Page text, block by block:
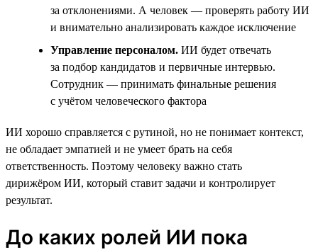
за отклонениями. А человек — проверять работу ИИ
и внимательно анализировать каждое исключение
Управление персоналом. ИИ будет отвечать
за подбор кандидатов и первичные интервью.
Сотрудник — принимать финальные решения
с учётом человеческого фактора
ИИ хорошо справляется с рутиной, но не понимает контекст,
не обладает эмпатией и не умеет брать на себя
ответственность. Поэтому человеку важно стать
дирижёром ИИ, который ставит задачи и контролирует
результат.
До каких ролей ИИ пока